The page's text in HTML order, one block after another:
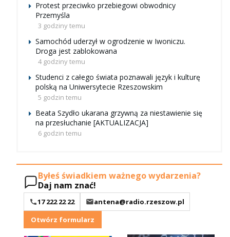
Protest przeciwko przebiegowi obwodnicy
Przemyśla
3 godziny temu
Samochód uderzył w ogrodzenie w Iwoniczu.
Droga jest zablokowana
4 godziny temu
Studenci z całego świata poznawali język i kulturę
polską na Uniwersytecie Rzeszowskim
5 godzin temu
Beata Szydło ukarana grzywną za niestawienie się
na przesłuchanie [AKTUALIZACJA]
6 godzin temu
Byłeś świadkiem ważnego wydarzenia?
Daj nam znać!
17 222 22 22
antena@radio.rzeszow.pl
Otwórz formularz